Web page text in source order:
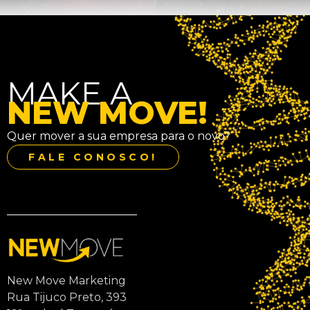
MAKE A
NEW MOVE!
Quer mover a sua empresa para o novo?
FALE CONOSCO!
New Move Marketing
Rua Tijuco Preto, 393